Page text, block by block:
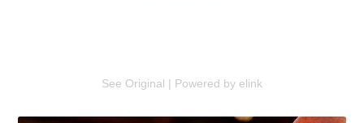
See Original | Powered by elink